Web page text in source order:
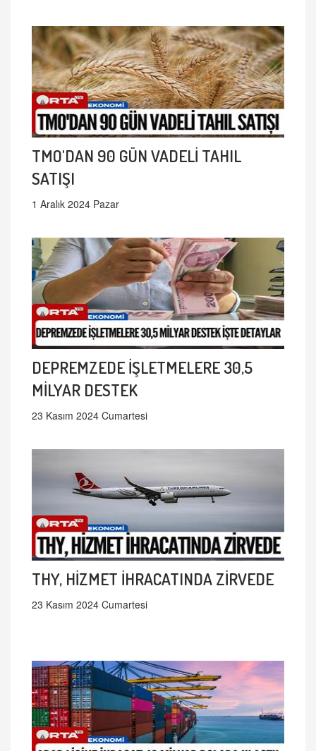
TMO'DAN 90 GÜN VADELİ TAHIL
SATIŞI
1 Aralık 2024 Pazar
DEPREMZEDE İŞLETMELERE 30,5
MİLYAR DESTEK
23 Kasım 2024 Cumartesi
THY, HİZMET İHRACATINDA ZİRVEDE
23 Kasım 2024 Cumartesi